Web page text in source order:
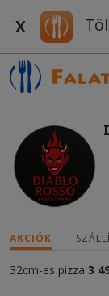
X
AKCIÓK
32cm-es pizza 3